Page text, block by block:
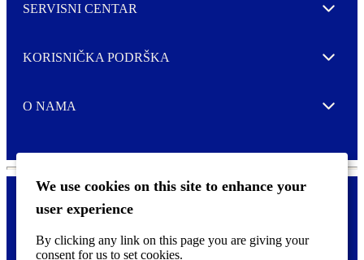
We use cookies on this site to enhance your
user experience
By clicking any link on this page you are giving your
consent for us to set cookies.
SERVISNI CENTAR Expand
KORISNIČKA PODRŠKA Expand
O NAMA Expand
o
Pravne i tzv. Cookie obavijesti